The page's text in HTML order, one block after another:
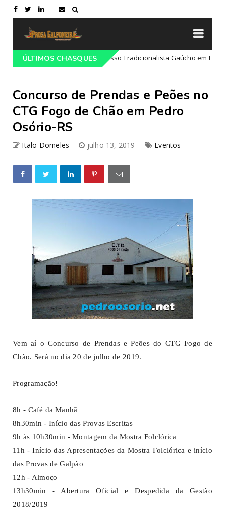
ÚLTIMOS CHASQUES
Programação do 68º Congresso Tradicionalista Gaúcho em Lajeado-RS
Concurso de Prendas e Peões no
CTG Fogo de Chão em Pedro
Osório-RS
Italo Dorneles julho 13, 2019 Eventos
Vem aí o Concurso de Prendas e Peões do CTG Fogo de
Chão. Será no dia 20 de julho de 2019.
Programação!
8h - Café da Manhã
8h30min - Início das Provas Escritas
9h às 10h30min - Montagem da Mostra Folclórica
11h - Início das Apresentações da Mostra Folclórica e início
das Provas de Galpão
12h - Almoço
13h30min - Abertura Oficial e Despedida da Gestão
2018/2019